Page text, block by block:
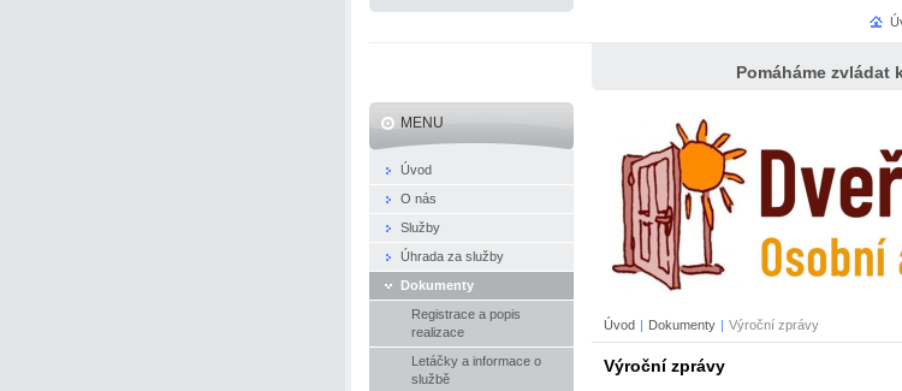
Pomáháme zvládat
Úvod | Dokumenty | Výroční zprávy
Výroční zprávy
MENU
Úvod
O nás
Služby
Úhrada za služby
Dokumenty
Registrace a popis
realizace
Letáčky a informace o
službě